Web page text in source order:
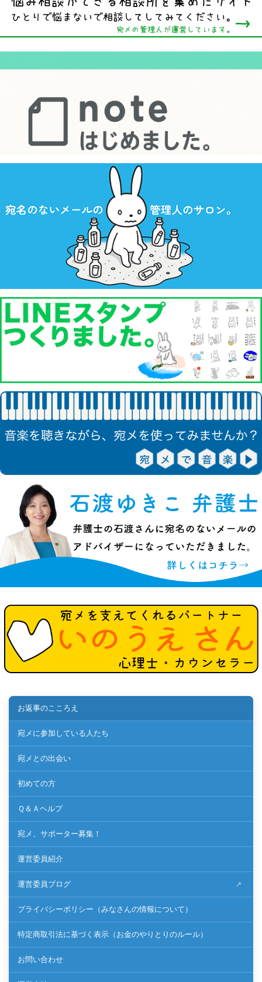
お返事のこころえ
宛メに参加している人たち
宛メとの出会い
初めての方
Ｑ＆Ａヘルプ
宛メ、サポーター募集！
運営委員紹介
運営委員ブログ
プライバシーポリシー（みなさんの情報について）
特定商取引法に基づく表示（お金のやりとりのルール）
お問い合わせ